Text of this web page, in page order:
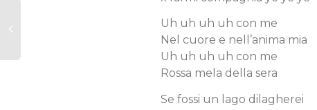
Uh uh uh uh con me
Nel cuore e nell’anima mia
Uh uh uh uh con me
Rossa mela della sera
Se fossi un lago dilagherei